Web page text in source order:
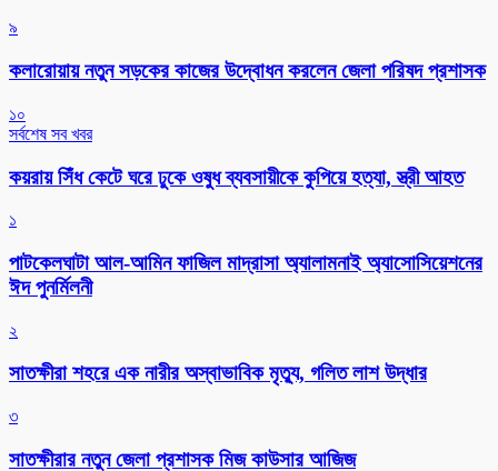
৯
কলারোয়ায় নতুন সড়কের কাজের উদ্বোধন করলেন জেলা পরিষদ প্রশাসক
১০
সর্বশেষ সব খবর
কয়রায় সিঁধ কেটে ঘরে ঢুকে ওষুধ ব্যবসায়ীকে কুপিয়ে হত্যা, স্ত্রী আহত
১
পাটকেলঘাটা আল-আমিন ফাজিল মাদ্রাসা অ্যালামনাই অ্যাসোসিয়েশনের
ঈদ পুনর্মিলনী
২
সাতক্ষীরা শহরে এক নারীর অস্বাভাবিক মৃত্যু, গলিত লাশ উদ্ধার
৩
সাতক্ষীরার নতুন জেলা প্রশাসক মিজ কাউসার আজিজ